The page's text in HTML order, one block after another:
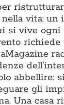
vita:
si vive
richiede
abbellire:
gli
Una casa